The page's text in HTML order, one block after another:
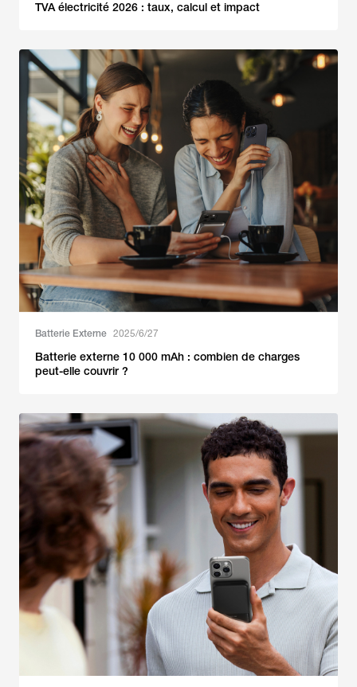
TVA électricité 2026 : taux, calcul et impact
Batterie Externe 2025/6/27
Batterie externe 10 000 mAh : combien de charges
peut-elle couvrir ?